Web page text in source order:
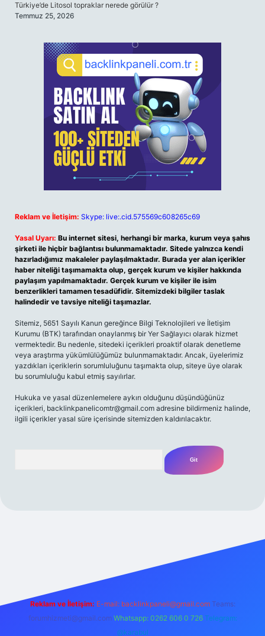
Türkiye’de Litosol topraklar nerede görülür ?
Temmuz 25, 2026
Reklam ve İletişim: Skype: live:.cid.575569c608265c69
Yasal Uyarı: Bu internet sitesi, herhangi bir marka, kurum veya şahıs
şirketi ile hiçbir bağlantısı bulunmamaktadır. Sitede yalnızca kendi
hazırladığımız makaleler paylaşılmaktadır. Burada yer alan içerikler
haber niteliği taşımamakta olup, gerçek kurum ve kişiler hakkında
paylaşım yapılmamaktadır. Gerçek kurum ve kişiler ile isim
benzerlikleri tamamen tesadüfidir. Sitemizdeki bilgiler taslak
halindedir ve tavsiye niteliği taşımazlar.
Sitemiz, 5651 Sayılı Kanun gereğince Bilgi Teknolojileri ve İletişim
Kurumu (BTK) tarafından onaylanmış bir Yer Sağlayıcı olarak hizmet
vermektedir. Bu nedenle, sitedeki içerikleri proaktif olarak denetleme
veya araştırma yükümlülüğümüz bulunmamaktadır. Ancak, üyelerimiz
yazdıkları içeriklerin sorumluluğunu taşımakta olup, siteye üye olarak
bu sorumluluğu kabul etmiş sayılırlar.
Hukuka ve yasal düzenlemelere aykırı olduğunu düşündüğünüz
içerikleri, backlinkpanelicomtr@gmail.com adresine bildirmeniz halinde,
ilgili içerikler yasal süre içerisinde sitemizden kaldırılacaktır.
m elexbet
Reklam ve İletişim: E-mail: backlinkpaneli@gmail.com Teams:
forumhizmeti@gmail.com Whatsapp: 0262 606 0 726 Telegram:
@karabul